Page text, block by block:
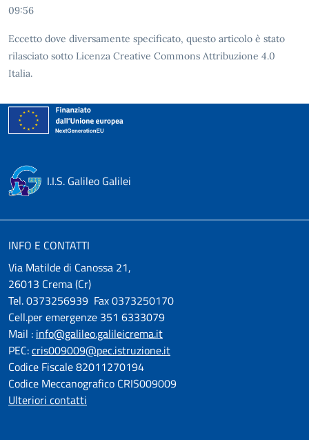
09:56
Eccetto dove diversamente specificato, questo articolo è stato
rilasciato sotto Licenza Creative Commons Attribuzione 4.0
Italia.
I.I.S. Galileo Galilei
INFO E CONTATTI
Via Matilde di Canossa 21,
26013 Crema (Cr)
Tel. 0373256939 Fax 0373250170
Cell.per emergenze 351 6333079
Mail : info@galileo.galileicrema.it
PEC:cris009009@pec.istruzione.it
Codice Fiscale 82011270194
Codice Meccanografico CRIS009009
Ulteriori contatti